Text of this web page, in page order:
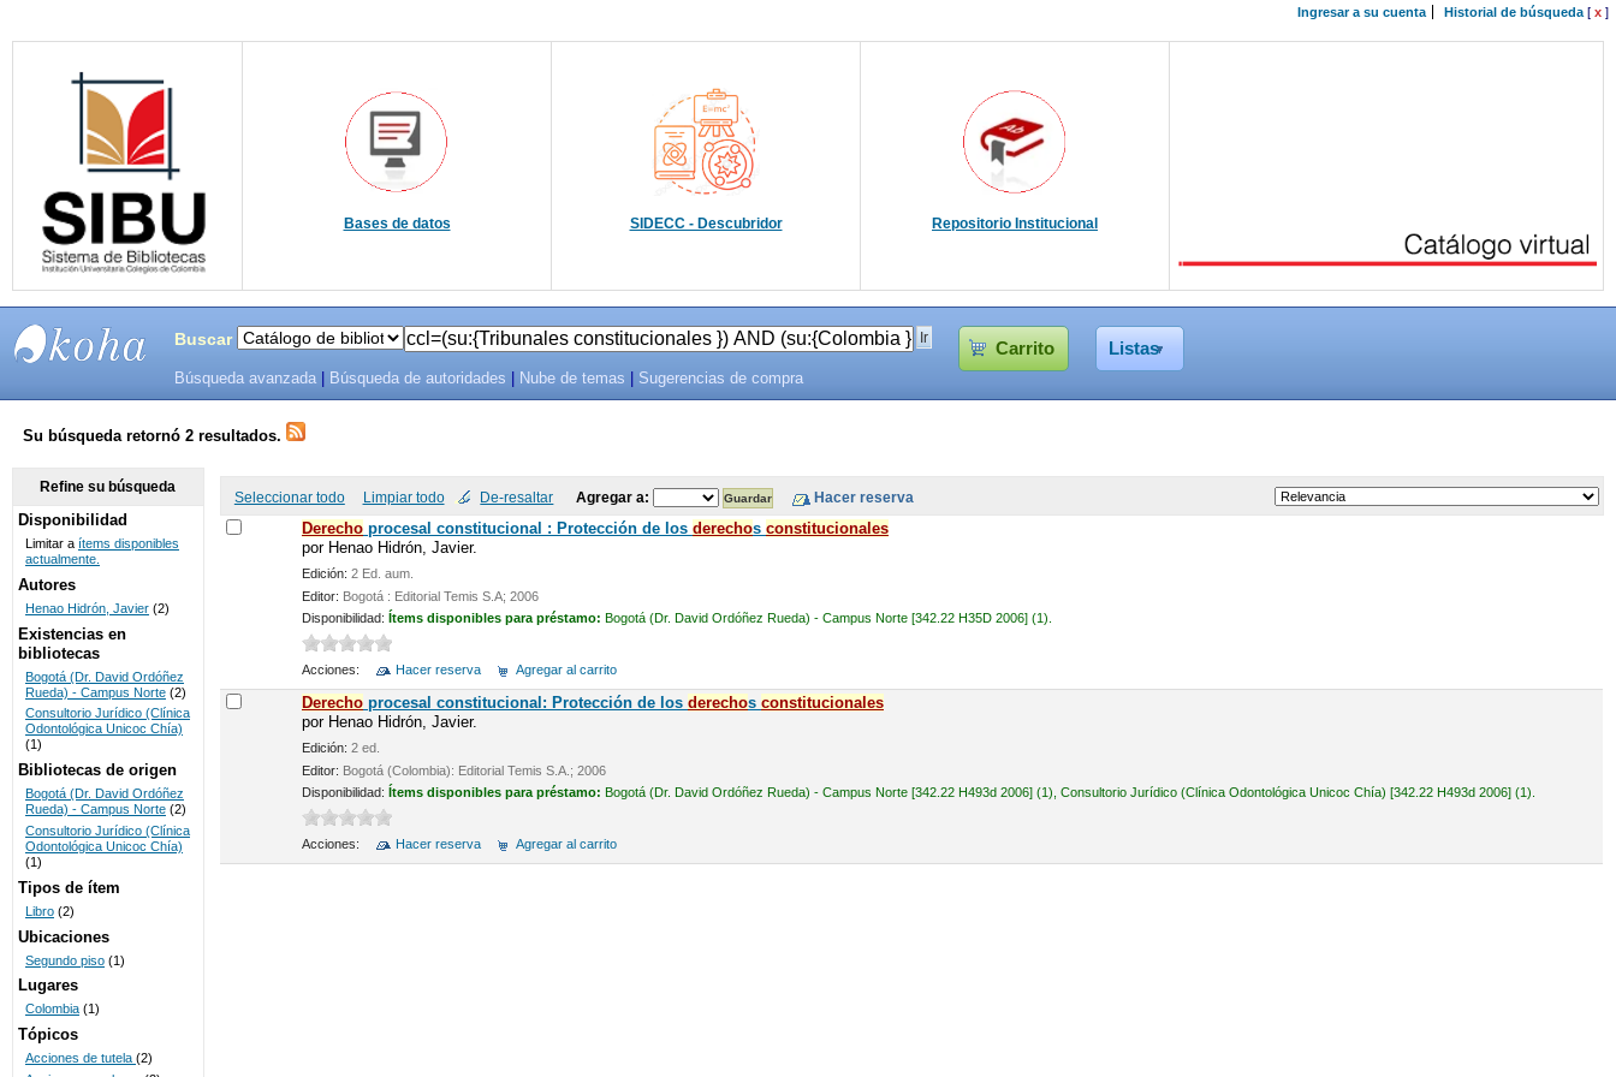
Ingresar a su cuenta Historial de búsqueda[ x ]
Bases de datos SIDECC - Descubridor Repositorio Institucional
SISTEMAS
DE
BIBLIOTECAS
UNICOC
Buscar Carrito Listas
Búsqueda avanzada Búsqueda de autoridades Nube de temas Sugerencias de compra
Su búsqueda retornó 2 resultados.
Seleccionar todo Limpiar todo De-resaltar Agregar a:
Derechoprocesal constitucional : Protección de los derechos constitucionales
por Henao Hidrón, Javier.
Edición: 2 Ed. aum.
Editor: Bogotá : Editorial Temis S.A; 2006
Disponibilidad: Ítems disponibles para préstamo: Bogotá (Dr. David Ordóñez Rueda) - Campus Norte [342.22 H35D 2006] (1).
Acciones: Hacer reserva Agregar al carrito
Derechoprocesal constitucional: Protección de los derechos constitucionales
por Henao Hidrón, Javier.
Edición: 2 ed.
Editor: Bogotá (Colombia): Editorial Temis S.A.; 2006
Disponibilidad: Ítems disponibles para préstamo: Bogotá (Dr. David Ordóñez Rueda) - Campus Norte [342.22 H493d 2006] (1), Consultorio Jurídico (Clínica Odontológica Unicoc Chía) [342.22 H493d 2006] (1).
Acciones: Hacer reserva Agregar al carrito
Refine su búsqueda
Disponibilidad
Limitar a ítems disponibles
actualmente.
Autores
Henao Hidrón, Javier (2)
Existencias en
bibliotecas
Bogotá (Dr. David Ordóñez
Rueda) - Campus Norte (2)
Consultorio Jurídico (Clínica
Odontológica Unicoc Chía)
(1)
Bibliotecas de origen
Bogotá (Dr. David Ordóñez
Rueda) - Campus Norte (2)
Consultorio Jurídico (Clínica
Odontológica Unicoc Chía)
(1)
Tipos de ítem
Libro (2)
Ubicaciones
Segundo piso (1)
Lugares
Colombia (1)
Tópicos
Acciones de tutela (2)